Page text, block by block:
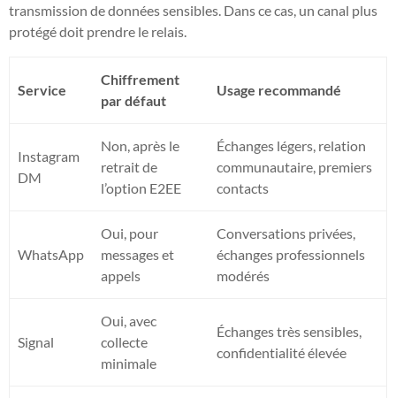
transmission de données sensibles. Dans ce cas, un canal plus
protégé doit prendre le relais.
Service
Chiffrement
par défaut
Usage recommandé
Instagram
DM
Non, après le
retrait de
l’option E2EE
Échanges légers, relation
communautaire, premiers
contacts
WhatsApp
Oui, pour
messages et
appels
Conversations privées,
échanges professionnels
modérés
Signal
Oui, avec
collecte
minimale
Échanges très sensibles,
confidentialité élevée